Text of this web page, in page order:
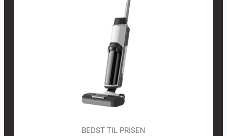
BEDST TIL PRISEN